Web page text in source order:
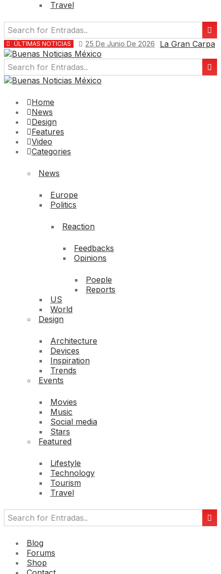
Travel
ÚLTIMAS NOTICIAS 25 De Junio De 2026 La Gran Carpa
Home
News
Design
Features
Video
Categories
News
Europe
Politics
Reaction
Feedbacks
Opinions
Poeple
Reports
US
World
Design
Architecture
Devices
Inspiration
Trends
Events
Movies
Music
Social media
Stars
Featured
Lifestyle
Technology
Tourism
Travel
Blog
Forums
Shop